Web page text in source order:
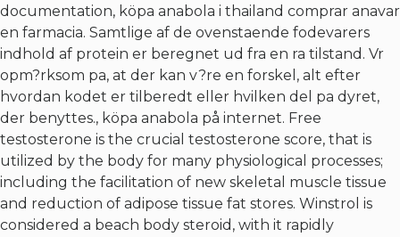
documentation, köpa anabola i thailand comprar anavar
en farmacia. Samtlige af de ovenstaende fodevarers
indhold af protein er beregnet ud fra en ra tilstand. Vr
opm?rksom pa, at der kan v?re en forskel, alt efter
hvordan kodet er tilberedt eller hvilken del pa dyret,
der benyttes., köpa anabola på internet. Free
testosterone is the crucial testosterone score, that is
utilized by the body for many physiological processes;
including the facilitation of new skeletal muscle tissue
and reduction of adipose tissue fat stores. Winstrol is
considered a beach body steroid, with it rapidly